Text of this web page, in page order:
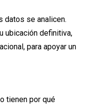
datos se analicen.
ubicación definitiva,
para apoyar un
tienen por qué